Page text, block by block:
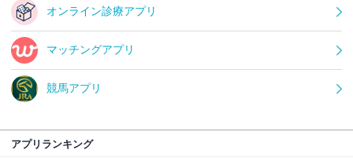
オンライン診療アプリ
マッチングアプリ
競馬アプリ
アプリランキング